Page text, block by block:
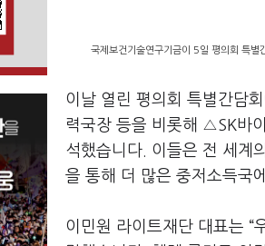
국제보건기술연구기금이 5일 평의회 특
이날 열린 평의회 특별간담
력국장 등을 비롯해 △SK바
석했습니다. 이들은 전 세계
을 통해 더 많은 중저소득국
이민원 라이트재단 대표는 “